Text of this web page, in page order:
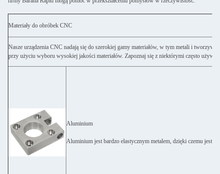
Materiały do obróbek CNC
Nasze urządzenia CNC nadają się do szerokiej gamy materiałów, w tym metali i
przy użyciu wyboru wysokiej jakości materiałów. Zapoznaj się z niektórymi często
Aluminium
Aluminium jest bardzo elastycznym metalem, dzięki czemu jest